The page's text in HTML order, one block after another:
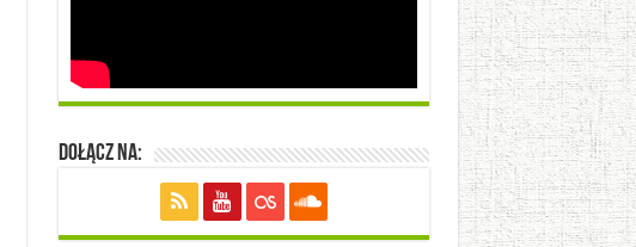
Dołącz na: